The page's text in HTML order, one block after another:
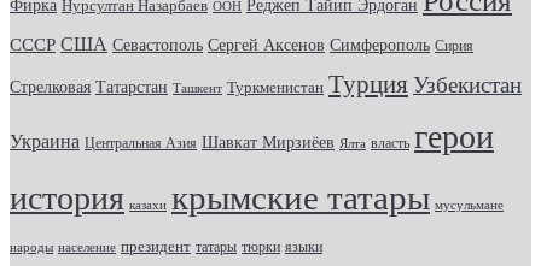
Фирка Нурсултан Назарбаев ООН Реджеп Тайип Эрдоган
СССР США Севастополь Сергей Аксенов Симферополь Сирия
Стрелковая Татарстан Ташкент Туркменистан Турция Узбекистан
Украина Центральная Азия Шавкат Мирзиёев Ялта власть герои
история казахи крымские татары мусульмане
народы население президент татары тюрки языки